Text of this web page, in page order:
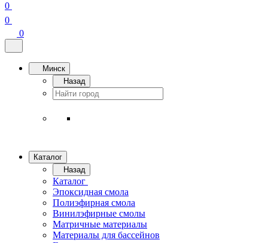
0
0
0
Минск
Назад
Каталог
Назад
Каталог
Эпоксидная смола
Полиэфирная смола
Винилэфирные смолы
Матричные материалы
Материалы для бассейнов